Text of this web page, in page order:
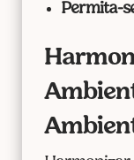
Permita-